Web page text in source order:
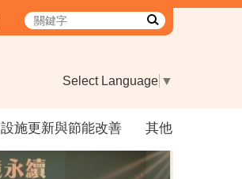
Select Language ▼
設施更新與節能改善 其他